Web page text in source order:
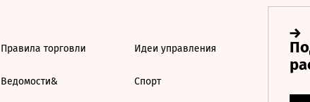
Правила торговли
Ведомости&
Идеи управления
Спорт